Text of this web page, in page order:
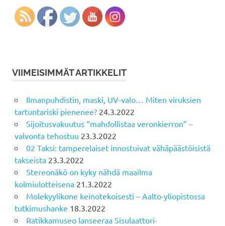
VIIMEISIMMÄT ARTIKKELIT
Ilmanpuhdistin, maski, UV-valo… Miten viruksien
tartuntariski pienenee? 24.3.2022
Sijoitusvakuutus “mahdollistaa veronkierron” –
valvonta tehostuu 23.3.2022
02 Taksi: tamperelaiset innostuivat vähäpäästöisistä
takseista 23.3.2022
Stereonäkö on kyky nähdä maailma
kolmiulotteisena 21.3.2022
Molekyylikone keinotekoisesti – Aalto-yliopistossa
tutkimushanke 18.3.2022
Ratikkamuseo lanseeraa Sisulaattori-